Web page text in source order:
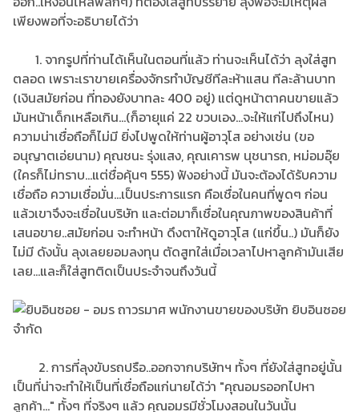
เพียงพอที่จะอธิบายได้ว่า
1. จากรูปที่ท่านได้เห็นในตอนที่แล้ว ท่านจะเห็นได้ว่า ลุงใส่สูท
ตลอด เพราะเราขายเครื่องจักรทำบัญชีทีละห้าแสน ทีละล้านบาท
(เงินสมัยก่อน ที่ทองยังบาทละ 400 อยู่) แต่ดูหน้าตาคนขายแล้ว
มันหน้าเด็กเหลือเกิน...(ก็อายุแค่ 22 ขวบเอง...จะให้แก่ไปถึงไหน)
ความน่าเชื่อถือก็ไม่มี ยิ่งไปพูดให้ท่านผู้อาวุโส อย่างเช่น (ขอ
อนุญาตเอ่ยนาม) คุณชนะ รุ่งแสง, คุณเคารพ นุชนารถ, หม่อมอุ๊ย
(ใครก็ไม่ทราบ...แต่ชื่อคุ้นๆ 555) ฟังอย่างนี้ มันจะต้องได้รับความ
เชื่อถือ ความเชื่อมั่น...เป็นประการแรก คือเชื่อในคนที่พูดๆ ก่อน
แล้วเขาจึงจะเชื่อในบริษัท และต่อมาก็เชื่อในคุณภาพของสินค้าที่
เสนอขาย..สมัยก่อน จะทำหน้า ดึงตาให้ดูอาวุโส (แก่ขึ้น..) มันก็ยัง
ไม่มี ดังนั้น ลุงเลยยอมลงทุน ตัดสูทใส่เมื่อเวลาไปหาลูกค้ามันเสีย
เลย...และก็ใส่สูทติดเป็นประจำจนถึงวันนี้
2. การที่ลุงขับรถปรือ..ออกจากบริษัทฯ ทั้งๆ ที่ยังใส่สูทอยู่นั้น
เป็นที่น่าจะทำให้เป็นที่เชื่อถือแก่นายได้ว่า "คุณอมรออกไปหา
ลูกค้า..." ทั้งๆ ที่จริงๆ แล้ว คุณอมรมีชั่วโมงสอนในวันนั้น